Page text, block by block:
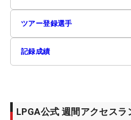
ツアー登録選手
記録成績
LPGA公式 週間アクセスラ